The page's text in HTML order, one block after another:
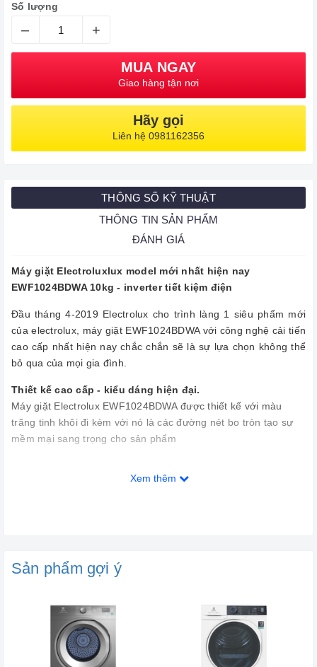
Số lượng
– +
MUA NGAY
Giao hàng tận nơi
Hãy gọi
Liên hệ 0981162356
THÔNG SỐ KỸ THUẬT
THÔNG TIN SẢN PHẨM
ĐÁNH GIÁ
Máy giặt Electroluxlux model mới nhất hiện nay
EWF1024BDWA 10kg - inverter tiết kiệm điện
Đầu tháng 4-2019 Electrolux cho trình làng 1 siêu phẩm mới
của electrolux, máy giặt EWF1024BDWA với công nghệ cải tiến
cao cấp nhất hiện nay chắc chắn sẽ là sự lựa chọn không thể
bỏ qua của mọi gia đình.
Thiết kế cao cấp - kiểu dáng hiện đại.
Máy giặt Electrolux EWF1024BDWA được thiết kế với màu
trăng tinh khôi đi kèm với nó là các đường nét bo tròn tạo sự
mềm mại sang trọng cho sản phẩm
Xem thêm
Sản phẩm gợi ý